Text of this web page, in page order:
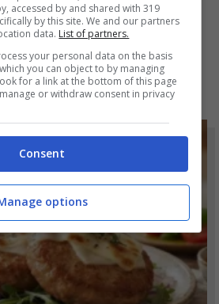
dopo la lavastoviglie? Il
per farli tornare come
accessed by and shared with 319
by this site. We and our partners
data. List of partners.
your personal data on the basis
you can object to by managing
for a link at the bottom of this page
or withdraw consent in privacy
Consent
options